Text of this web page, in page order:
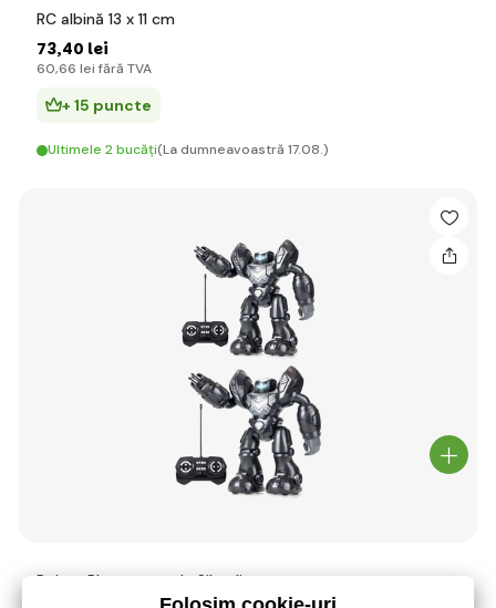
RC albină 13 x 11 cm
73,40 lei
60,66 lei fără TVA
+ 15 puncte
Ultimele 2 bucăți(La dumneavoastră 17.08.)
Robot Blast negru de Silverlit